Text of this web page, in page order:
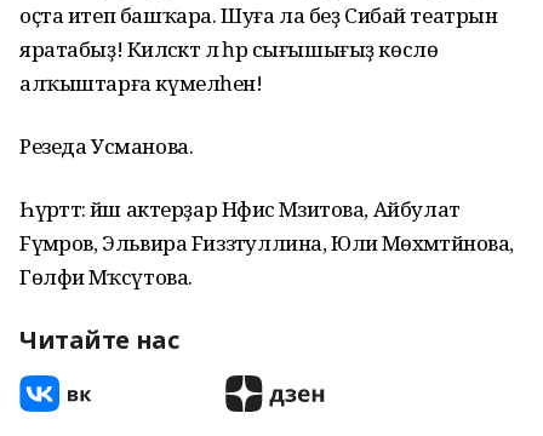
оҫта итеп башҡара. Шуға ла беҙ Сибай театрын
яратабыҙ! Киләсәктә лә һәр сығышығыҙ көслө
алҡыштарға күмелһен!
Резеда Усманова.
Һүрәттә: йәш актерҙар Нәфисә Мәзитова, Айбулат
Fүмәров, Эльвира Fиззәтуллина, Юлиә Мөхәмәтйәнова,
Гөлфиә Мәҡсүтова.
Читайте нас